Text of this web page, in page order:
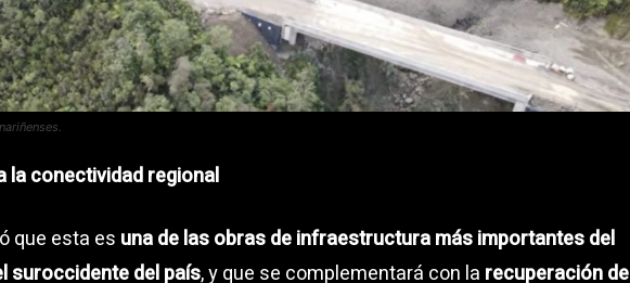
la conectividad regional
que esta es una de las obras de infraestructura más importantes del
suroccidente del país, y que se complementará con la recuperación de